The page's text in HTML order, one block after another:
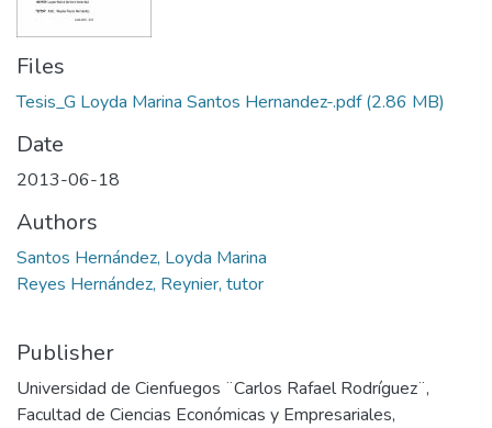
Files
Tesis_G Loyda Marina Santos Hernandez-.pdf(2.86 MB)
Date
2013-06-18
Authors
Santos Hernández, Loyda Marina
Reyes Hernández, Reynier, tutor
Publisher
Universidad de Cienfuegos ¨Carlos Rafael Rodríguez¨,
Facultad de Ciencias Económicas y Empresariales,